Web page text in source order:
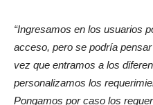
“Ingresamos en los usuarios
acceso, pero se podría
vez que entramos a los
personalizamos los
Pongamos por caso los